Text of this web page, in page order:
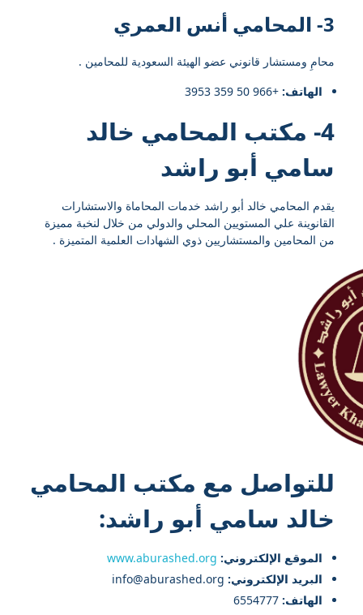
3- المحامي أنس العمري
محامِ ومستشار قانوني عضو الهيئة السعودية للمحامين .
الهاتف: +966 50 359 3953
4- مكتب المحامي خالد
سامي أبو راشد
يقدم المحامي خالد أبو راشد خدمات المحاماة والاستشارات
القانوينة علي المستويين المحلي والدولي من خلال لنخبة مميزة
من المحامين والمستشاريين ذوي الشهادات العلمية المتميزة .
للتواصل مع مكتب المحامي
خالد سامي أبو راشد:
الموقع الإلكتروني: www.aburashed.org
البريد الإلكتروني:
الهاتف: 6554777